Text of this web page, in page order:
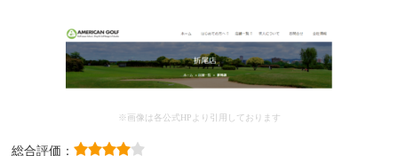
※画像は各公式HPより引用しております
総合評価：